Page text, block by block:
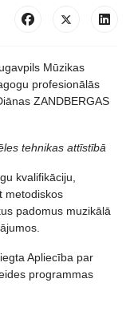
Mūzikas
profesionālās
ZANDBERGAS
tehnikas attīstībā
kvalifikāciju,
metodiskos
padomus muzikālā
Apliecība par
programmas